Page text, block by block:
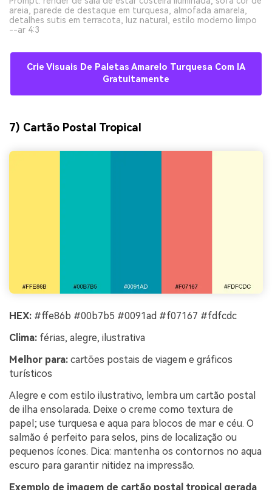
areia, parede de destaque em turquesa, almofada amarela,
detalhes sutis em terracota, luz natural, estilo moderno limpo
--ar 4:3
Crie Visuais De Paletas Amarelo Turquesa Com IA
Gratuitamente
7) Cartão Postal Tropical
HEX: #ffe86b #00b7b5 #0091ad #f07167 #fdfcdc
Clima: férias, alegre, ilustrativa
Melhor para: cartões postais de viagem e gráficos
turísticos
Alegre e com estilo ilustrativo, lembra um cartão postal
de ilha ensolarada. Deixe o creme como textura de
papel; use turquesa e aqua para blocos de mar e céu. O
salmão é perfeito para selos, pins de localização ou
pequenos ícones. Dica: mantenha os contornos no aqua
escuro para garantir nitidez na impressão.
Exemplo de imagem de cartão postal tropical gerada